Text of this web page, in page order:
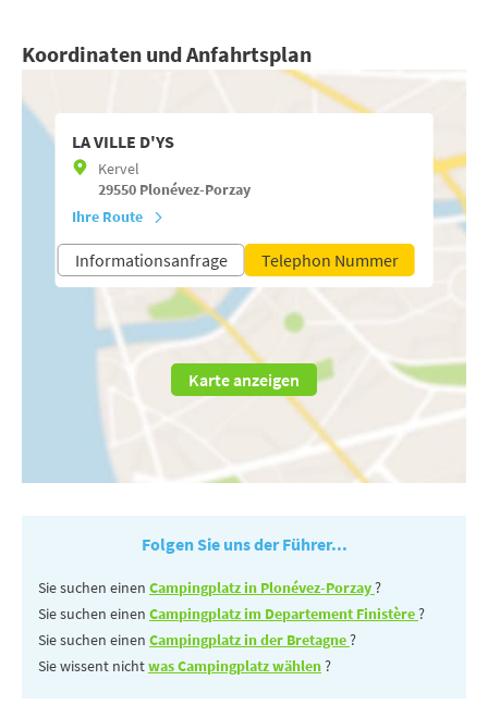
Koordinaten und Anfahrtsplan
LA VILLE D'YS
Kervel
29550 Plonévez-Porzay
Ihre Route
Informationsanfrage Telephon Nummer
Karte anzeigen
Folgen Sie uns der Führer...
Sie suchen einen Campingplatz in Plonévez-Porzay?
Sie suchen einen Campingplatz im Departement Finistère?
Sie suchen einen Campingplatz in der Bretagne?
Sie wissent nichtwas Campingplatz wählen?